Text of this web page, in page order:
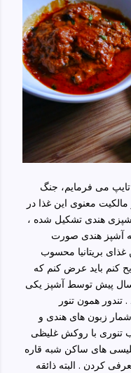
می فرمایم، جنگ
معنوی این غذا در
آشپزی هندی تشکیل شده ،
آشپز هندی صورت
بریتانیا محسوب
کنم باید عرض کنم که
به اسم تندوری چیکن حدود ۵۰۰ سال پیش توسط آشپز یکی
همون تنور
زبون های هندی و
تنوری با روکش غلیظی
های ساکن شبه قاره
رو به انگلستان در حدود ۱۹۵۰ معرفی کردن . البته ذائقه